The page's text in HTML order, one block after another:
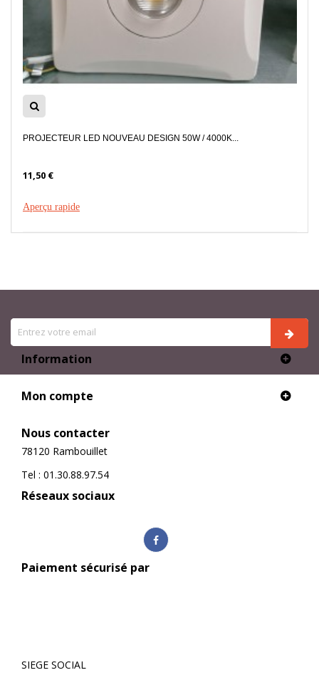
PROJECTEUR LED NOUVEAU DESIGN 50W / 4000K...
11,50 €
Aperçu rapide
Information
Mon compte
Nous contacter
78120 Rambouillet
Tel : 01.30.88.97.54
Réseaux sociaux
Paiement sécurisé par
SIEGE SOCIAL